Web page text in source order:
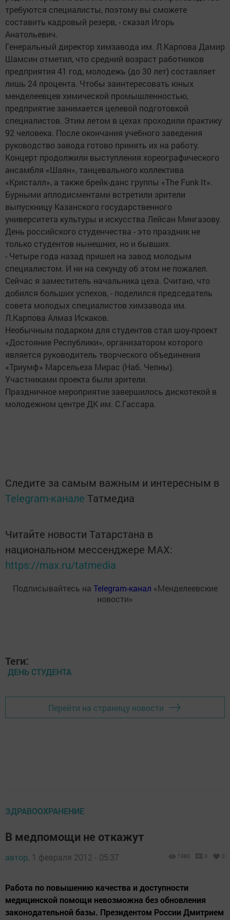
требуются специалисты, поэтому вы сможете
составить кадровый резерв, - сказал Игорь
Анатольевич.
Генеральный директор химзавода им. Л.Карпова Дамир
Шамсин отметил, что средний возраст работников
предприятия 41 год, молодежь (до 30 лет) составляет
лишь 24 процента. Чтобы заинтересовать юных
менделеевцев химической промышленностью,
предприятие занимается целевой подготовкой
специалистов. Этим летом в цехах проходили практику
92 человека. После окончания учебного заведения
руководство завода готово принять их на работу.
Концерт продолжили выступления хореографического
ансамбля «Шаян», танцевального коллектива
«Кристалл», а также брейк-данс группы «The Funk It».
Бурными аплодисментами встретили зрители
выпускницу Казанского государственного
университета культуры и искусства Лейсан Мингазову.
День российского студенчества - это праздник не
только студентов нынешних, но и бывших.
- Четыре года назад пришел на завод молодым
специалистом. И ни на секунду об этом не пожалел.
Сейчас я заместитель начальника цеха. Считаю, что
добился больших успехов, - поделился председатель
совета молодых специалистов химзавода им.
Л.Карпова Алмаз Искаков.
Необычным подарком для студентов стал шоу-проект
«Достояние Республики», организатором которого
является руководитель творческого объединения
«Триумф» Марсельеза Мирас (Наб. Челны).
Участниками проекта были зрители.
Праздничное мероприятие завершилось дискотекой в
молодежном центре ДК им. С.Гассара.
Следите за самым важным и интересным в
Telegram-канале Татмедиа
Читайте новости Татарстана в
национальном мессенджере MАХ:
https://max.ru/tatmedia
Подписывайтесь на Telegram-канал «Менделеевские
новости»
Теги:
ДЕНЬ СТУДЕНТА
Перейти на страницу новости
ЗДРАВООХРАНЕНИЕ
В медпомощи не откажут
автор, 1 февраля 2012 - 05:37 1380 0 0
Работа по повышению качества и доступности
медицинской помощи невозможна без обновления
законодательной базы. Президентом России Дмитрием